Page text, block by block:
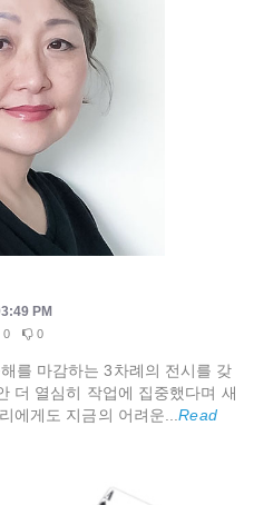
PM
0 0
를 마감하는 3차례의 전시를 갖
더 열심히 작업에 집중했다며 새
에게도 지금의 어려운...Read